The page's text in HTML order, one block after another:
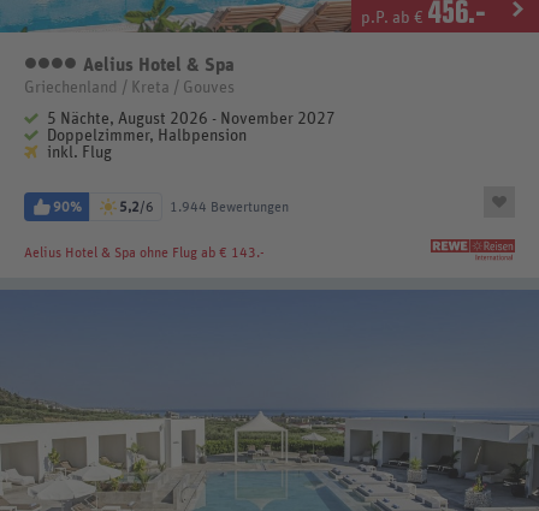
p.P. ab € 456.-
4 Sterne
Aelius Hotel & Spa
Griechenland / Kreta / Gouves
5 Nächte, August 2026 - November 2027
Doppelzimmer, Halbpension
inkl. Flug
90% 5,2/6 1.944 Bewertungen
Aelius Hotel & Spa ohne Flug ab € 143.-